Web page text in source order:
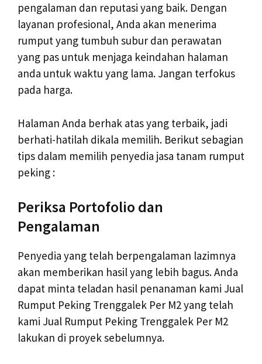
pengalaman dan reputasi yang baik. Dengan
layanan profesional, Anda akan menerima
rumput yang tumbuh subur dan perawatan
yang pas untuk menjaga keindahan halaman
anda untuk waktu yang lama. Jangan terfokus
pada harga.
Halaman Anda berhak atas yang terbaik, jadi
berhati-hatilah dikala memilih. Berikut sebagian
tips dalam memilih penyedia jasa tanam rumput
peking :
Periksa Portofolio dan
Pengalaman
Penyedia yang telah berpengalaman lazimnya
akan memberikan hasil yang lebih bagus. Anda
dapat minta teladan hasil penanaman kami Jual
Rumput Peking Trenggalek Per M2 yang telah
kami Jual Rumput Peking Trenggalek Per M2
lakukan di proyek sebelumnya.